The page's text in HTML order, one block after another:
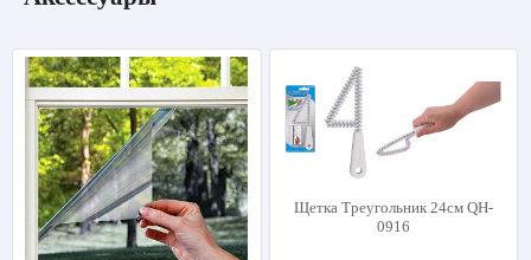
Щетка Треугольник 24см QH-
0916